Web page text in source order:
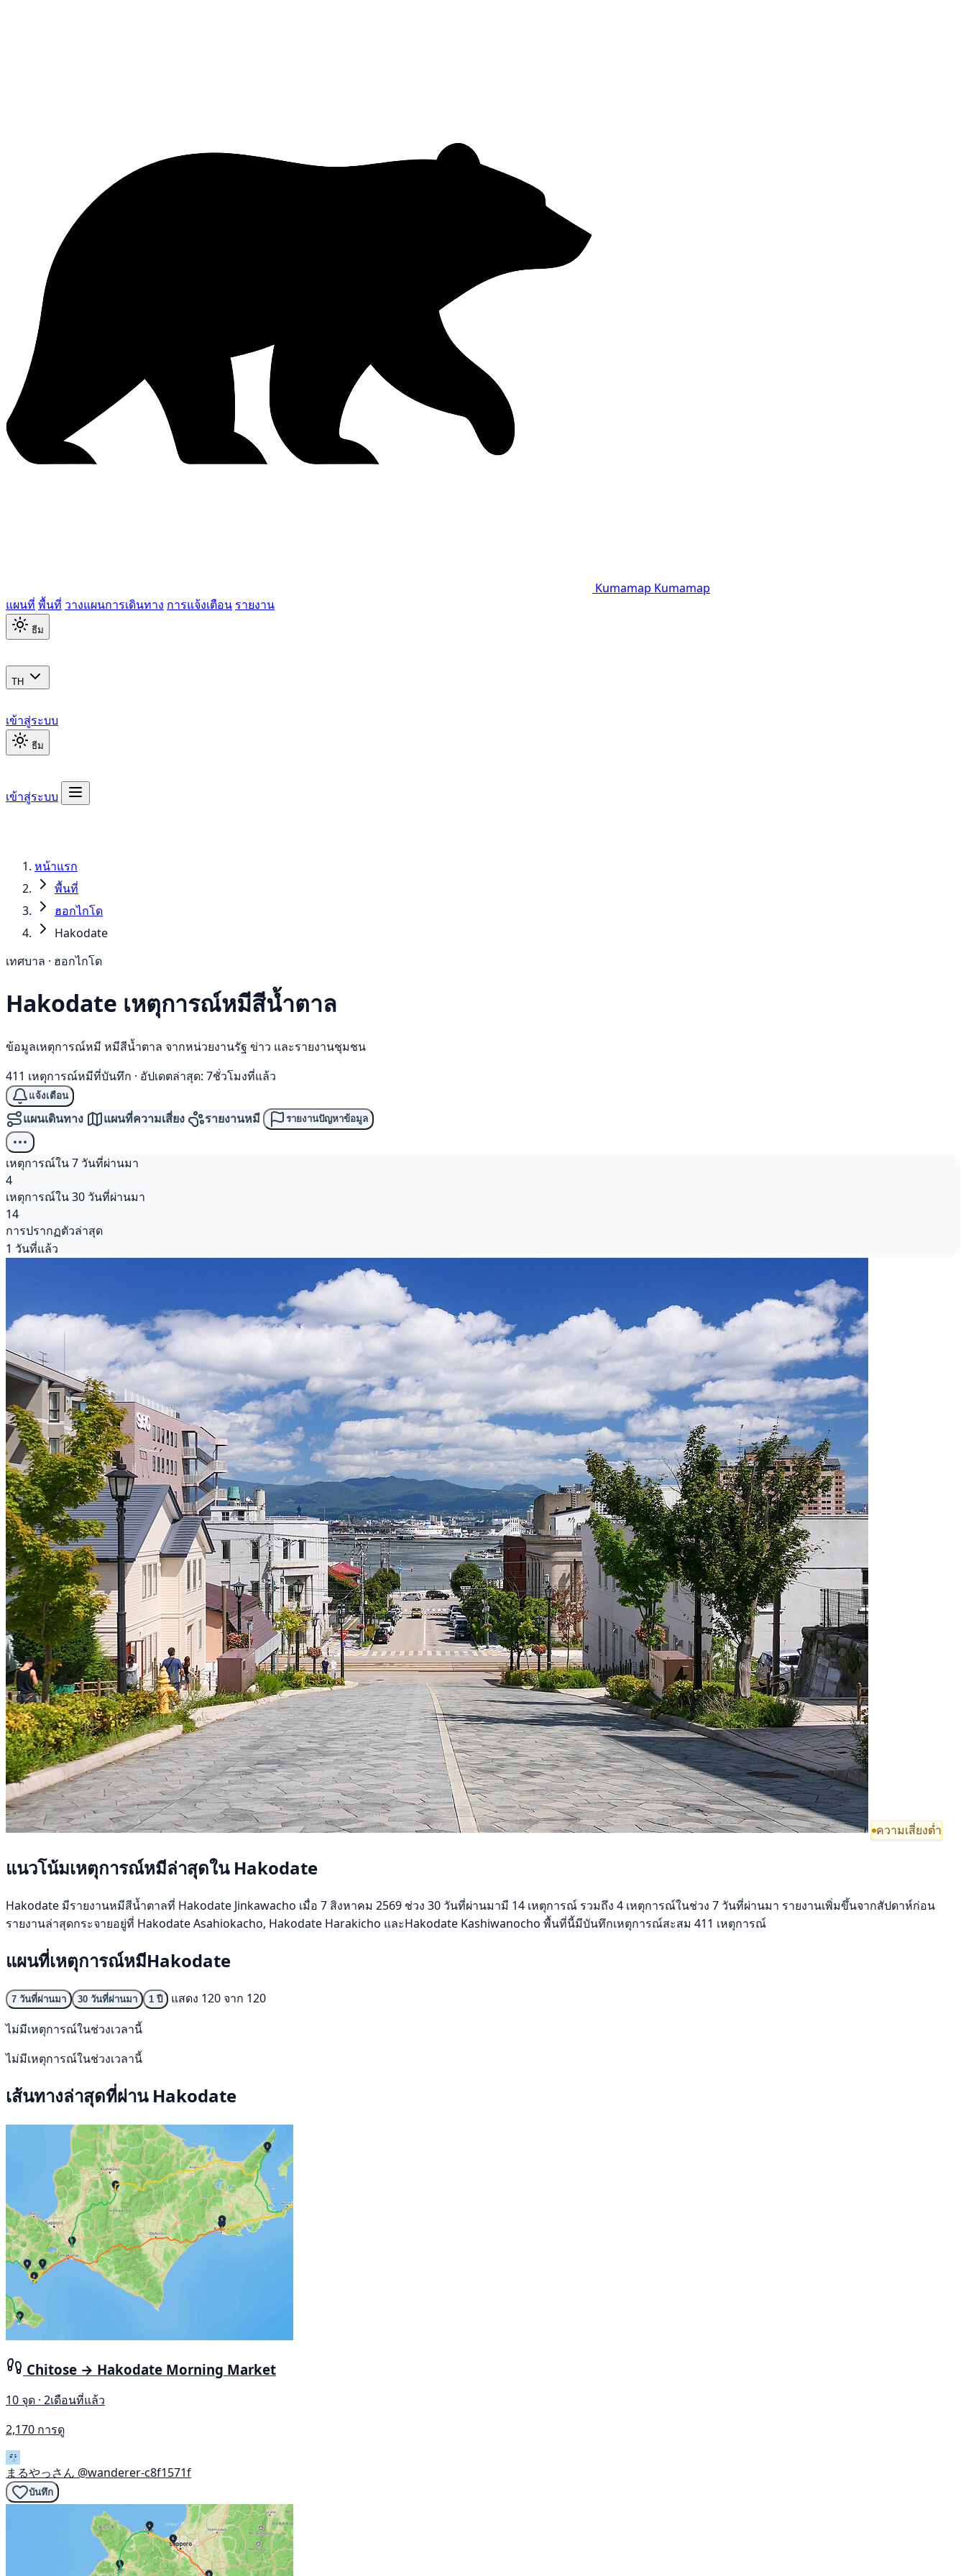
Kumamap Kumamap
แผนที่ พื้นที่ วางแผนการเดินทาง การแจ้งเตือน รายงาน
ธีม
TH
เข้าสู่ระบบ
ธีม
เข้าสู่ระบบ
หน้าแรก
พื้นที่
ฮอกไกโด
Hakodate
เทศบาล · ฮอกไกโด
Hakodate เหตุการณ์หมีสีน้ำตาล
ข้อมูลเหตุการณ์หมี หมีสีน้ำตาล จากหน่วยงานรัฐ ข่าว และรายงานชุมชน
411 เหตุการณ์หมีที่บันทึก · อัปเดตล่าสุด: 7ชั่วโมงที่แล้ว
แจ้งเตือน
แผนเดินทาง แผนที่ความเสี่ยง รายงานหมี รายงานปัญหาข้อมูล
เหตุการณ์ใน 7 วันที่ผ่านมา
4
เหตุการณ์ใน 30 วันที่ผ่านมา
14
การปรากฏตัวล่าสุด
1 วันที่แล้ว
ความเสี่ยงต่ำ
แนวโน้มเหตุการณ์หมีล่าสุดใน Hakodate
Hakodate มีรายงานหมีสีน้ำตาลที่ Hakodate Jinkawacho เมื่อ 7 สิงหาคม 2569 ช่วง 30 วันที่ผ่านมามี 14 เหตุการณ์ รวมถึง 4 เหตุการณ์ในช่วง 7 วันที่ผ่านมา รายงานเพิ่มขึ้นจากสัปดาห์ก่อน
รายงานล่าสุดกระจายอยู่ที่ Hakodate Asahiokacho, Hakodate Harakicho และHakodate Kashiwanocho พื้นที่นี้มีบันทึกเหตุการณ์สะสม 411 เหตุการณ์
แผนที่เหตุการณ์หมีHakodate
7 วันที่ผ่านมา 30 วันที่ผ่านมา 1 ปี
แสดง 120 จาก 120
ไม่มีเหตุการณ์ในช่วงเวลานี้
ไม่มีเหตุการณ์ในช่วงเวลานี้
เส้นทางล่าสุดที่ผ่าน Hakodate
Chitose → Hakodate Morning Market
10 จุด · 2เดือนที่แล้ว
2,170 การดู
まるやっさん @wanderer-c8f1571f
บันทึก